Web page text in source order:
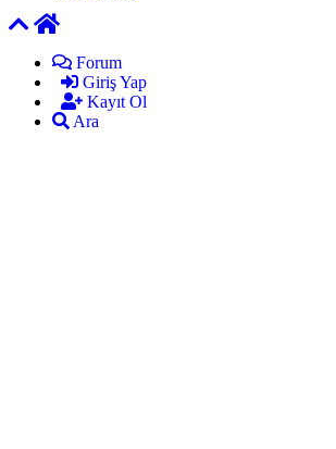
Forum
Giriş Yap
Kayıt Ol
Ara